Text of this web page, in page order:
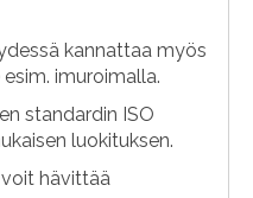
kannattaa myös
imuroimalla.
standardin ISO
luokituksen.
hävittää